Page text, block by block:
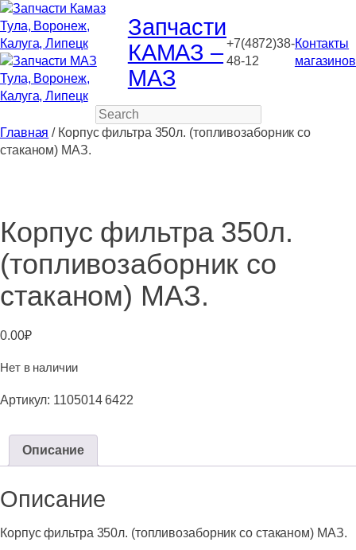
Запчасти
КАМАЗ –
МАЗ
+7(4872)38-
48-12
Контакты
магазинов
Search
Главная / Корпус фильтра 350л. (топливозаборник со
стаканом) МАЗ.
Корпус фильтра 350л.
(топливозаборник со
стаканом) МАЗ.
0.00₽
Нет в наличии
Артикул: 1105014 6422
Описание
Описание
Корпус фильтра 350л. (топливозаборник со стаканом) МАЗ.